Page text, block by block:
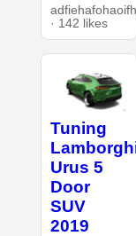
· 142 likes
Tuning
Urus 5
Door
SUV
2019